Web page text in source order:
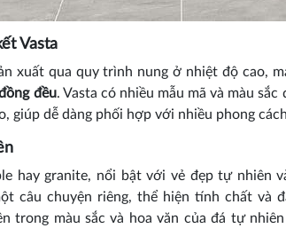
Vasta
xuất qua quy trình nung ở nhiệt độ cao,
đều. Vasta có nhiều mẫu mã và màu
giúp dễ dàng phối hợp với nhiều phong
hay granite, nổi bật với vẻ đẹp tự nhiên
câu chuyện riêng, thể hiện tính chất và
trong màu sắc và hoa văn của đá tự